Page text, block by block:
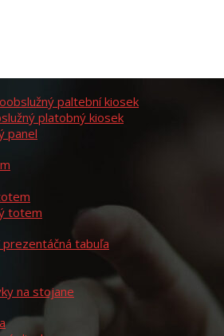
paltební kiosek
platobný kiosek
panel
totem
prezentáčná tabuľa
na stojane